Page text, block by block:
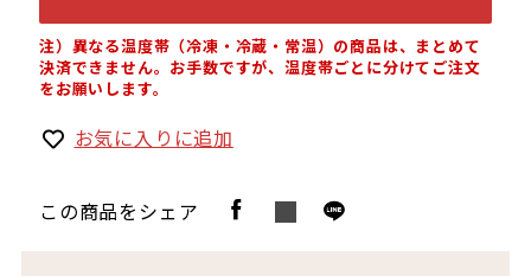
注）異なる温度帯（冷凍・冷蔵・常温）の商品は、まとめて
決済できません。お手数ですが、温度帯ごとに分けてご注文
をお願いします。
お気に入りに追加
この商品をシェア